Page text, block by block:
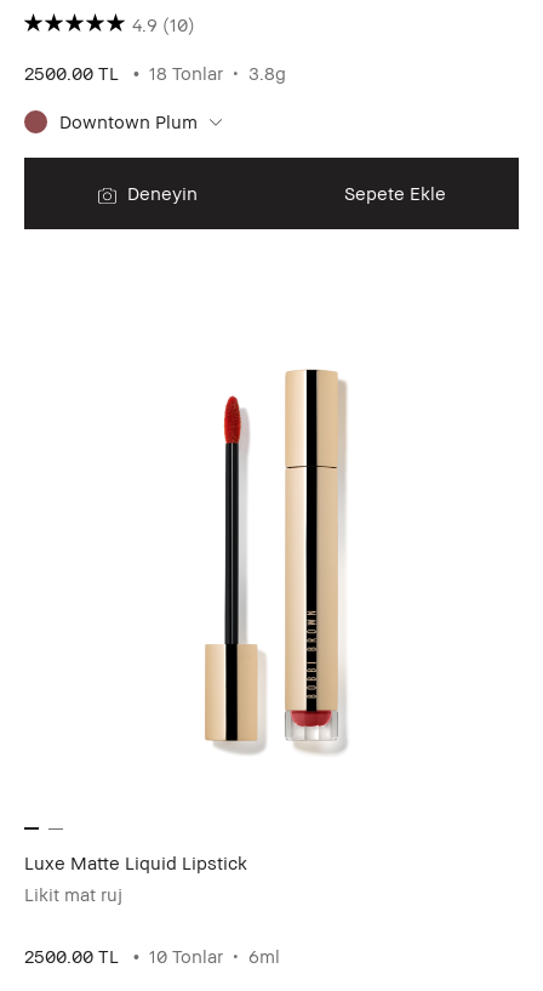
4.9 (10)
2500.00 TL 18 Tonlar 3.8g
Downtown Plum
Deneyin Sepete Ekle
Luxe Matte Liquid Lipstick
Likit mat ruj
2500.00 TL 10 Tonlar 6ml